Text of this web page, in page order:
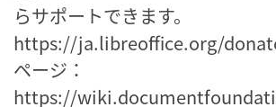
らサポートできます。
https://ja.libreoffice.org/
ページ：
https://